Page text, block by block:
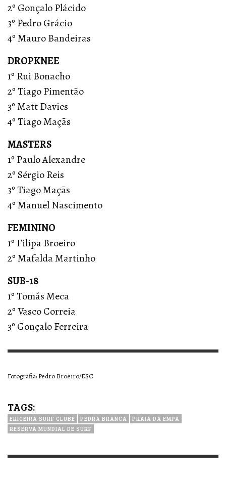
2º Gonçalo Plácido
3º Pedro Grácio
4º Mauro Bandeiras
DROPKNEE
1º Rui Bonacho
2º Tiago Pimentão
3º Matt Davies
4º Tiago Maçãs
MASTERS
1º Paulo Alexandre
2º Sérgio Reis
3º Tiago Maçãs
4º Manuel Nascimento
FEMININO
1º Filipa Broeiro
2º Mafalda Martinho
SUB-18
1º Tomás Meca
2º Vasco Correia
3º Gonçalo Ferreira
Fotografia: Pedro Broeiro/ESC
TAGS:
ERICEIRA SURF CLUBE PEDRA BRANCA
PRAIA DA EMPA
RESERVA MUNDIAL DE SURF